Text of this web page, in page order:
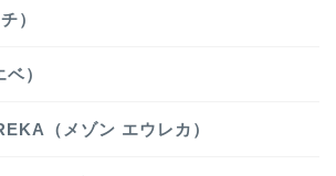
）
）
（メゾン エウレカ）